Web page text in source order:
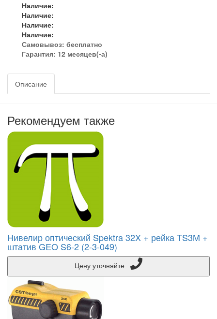
Наличие:
Наличие:
Наличие:
Наличие:
Самовывоз: бесплатно
Гарантия: 12 месяцев(-а)
Описание
Рекомендуем также
Нивелир оптический Spektra 32X + рейка TS3M +
штатив GEO S6-2 (2-3-049)